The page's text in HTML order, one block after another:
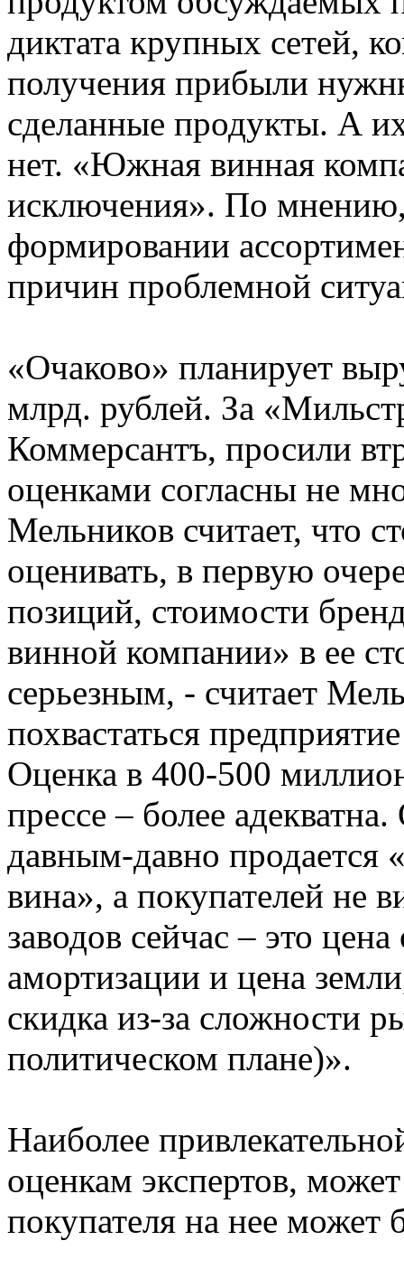
диктата крупных сетей,
получения прибыли
сделанные продукты. А
нет. «Южная винная
исключения». По
формировании
причин проблемной
«Очаково» планирует
млрд. рублей. За
Коммерсантъ, просили
оценками согласны не
Мельников считает, что
оценивать, в первую
позиций, стоимости
винной компании» в ее
серьезным, - считает
похвастаться
Оценка в 400-500
прессе – более
давным-давно
вина», а покупателей не
заводов сейчас – это
амортизации и цена
скидка из-за сложности
политическом плане)».
Наиболее
оценкам экспертов,
покупателя на нее может